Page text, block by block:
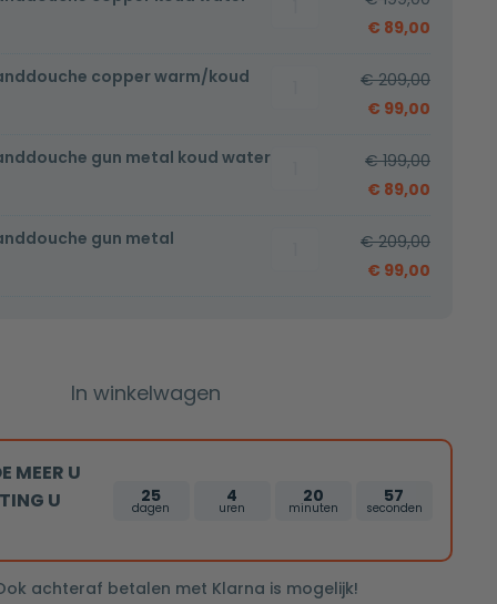
aantal
€ 89,00
copper warm/koud
copper
warm/koud
€209,00
€ 99,00
gun metal koud waterBidetset
€199,00
€ 89,00
gun metal
€209,00
€ 99,00
In winkelwagen
MEER U
U
25
dagen
4
uren
20
minuten
57
seconden
achteraf betalen met Klarna is mogelijk!